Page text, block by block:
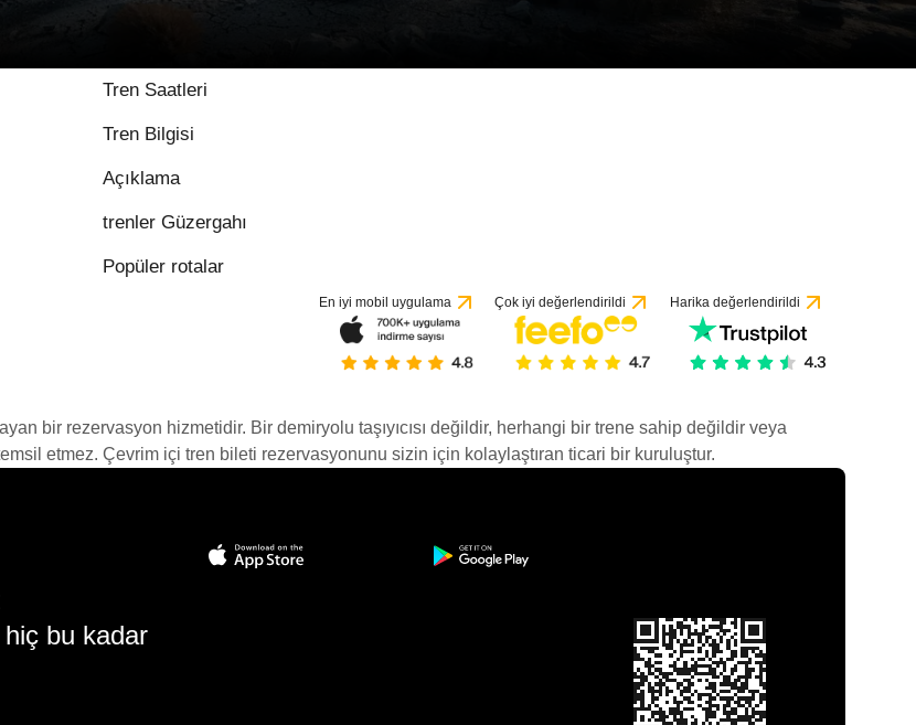
Tren Saatleri
Tren Bilgisi
Açıklama
trenler Güzergahı
Popüler rotalar
En iyi mobil uygulama Çok iyi değerlendirildi Harika değerlendirildi
bir rezervasyon hizmetidir. Bir demiryolu taşıyıcısı değildir, herhangi bir trene sahip değildir veya
etmez. Çevrim içi tren bileti rezervasyonunu sizin için kolaylaştıran ticari bir kuruluştur.
bu kadar